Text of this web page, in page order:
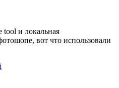
tool и локальная
вот что использовали